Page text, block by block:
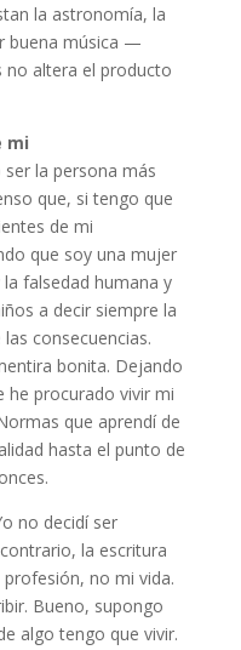
la astronomía, la
buena música —
no altera el producto
mi
la persona más
que, si tengo que
de mi
que soy una mujer
falsedad humana y
a decir siempre la
consecuencias.
bonita. Dejando
he procurado vivir mi
que aprendí de
hasta el punto de
no decidí ser
la escritura
no mi vida.
Bueno, supongo
algo tengo que vivir.